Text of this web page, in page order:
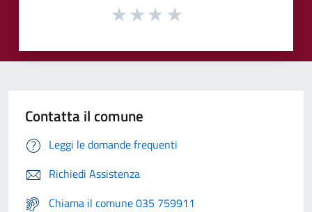
Contatta il comune
Leggi le domande frequenti
Richiedi Assistenza
Chiama il comune 035 759911